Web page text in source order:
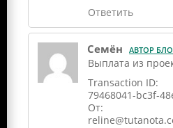
Ответить
Семён АВТОР
Выплата из
Transaction ID:
79468041-bc3f-
От: